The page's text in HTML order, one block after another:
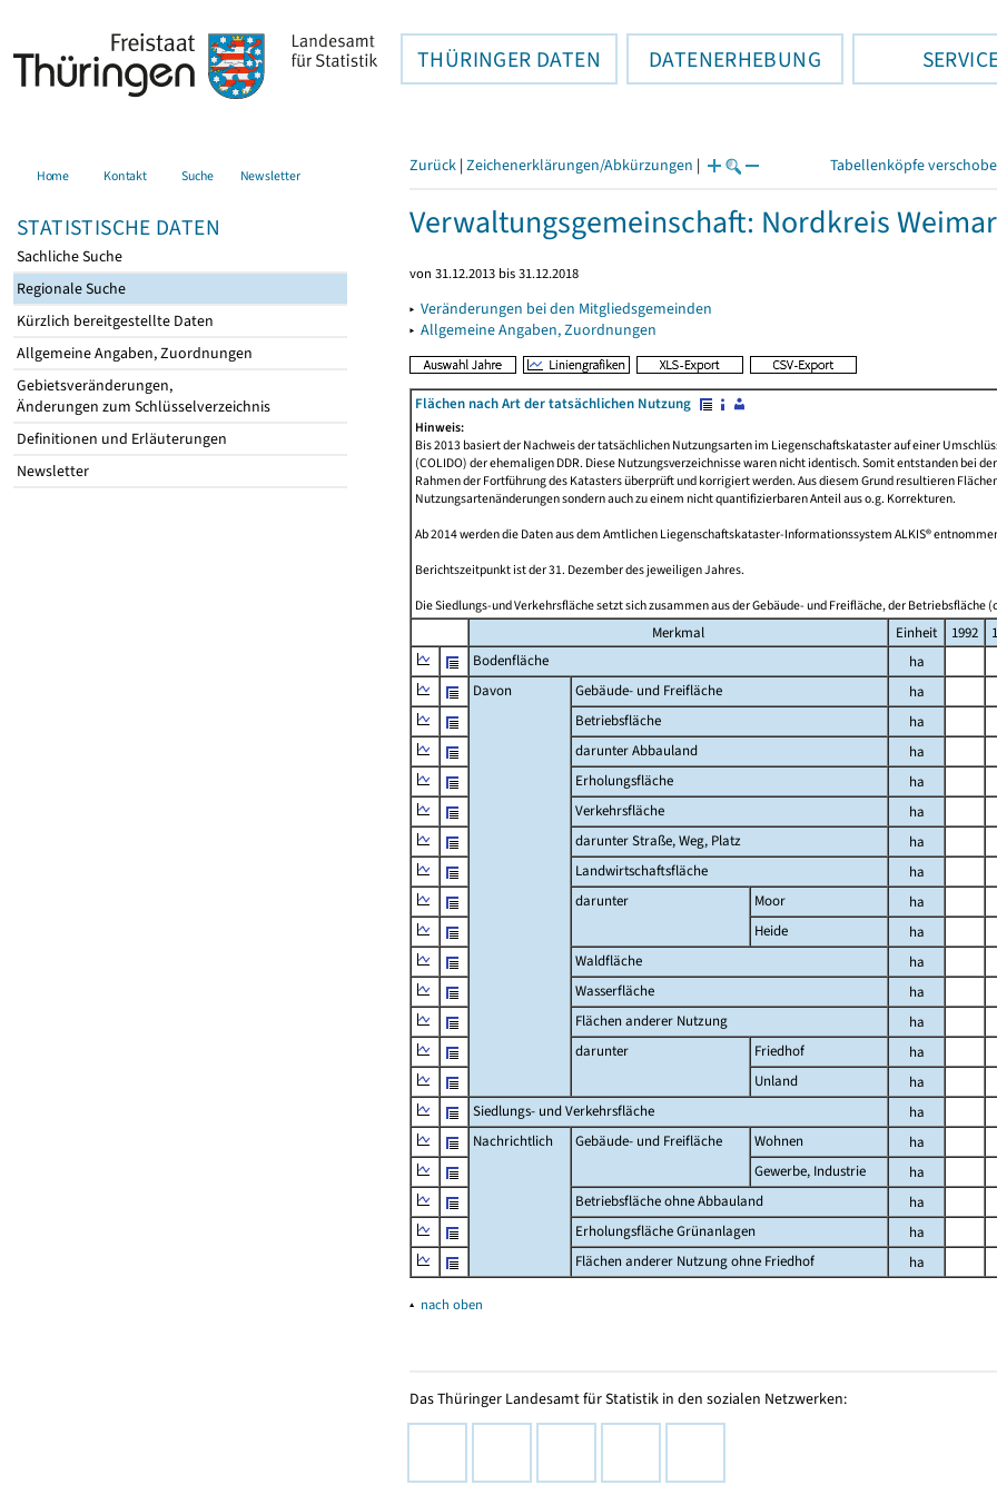
THÜRINGER DATEN DATENERHEBUNG
Home Kontakt Suche Newsletter
STATISTISCHE DATEN
Sachliche Suche
Regionale Suche
Kürzlich bereitgestellte Daten
Allgemeine Angaben, Zuordnungen
Gebietsveränderungen,
Änderungen zum Schlüsselverzeichnis
Definitionen und Erläuterungen
Newsletter
Zurück | Zeichenerklärungen/Abkürzungen | Tabellenköpfe
Verwaltungsgemeinschaft: Nordkreis Weimar
von 31.12.2013 bis 31.12.2018
▸ Veränderungen bei den Mitgliedsgemeinden
▸ Allgemeine Angaben, Zuordnungen
Flächen nach Art der tatsächlichen Nutzung
Hinweis:
Bis 2013 basiert der Nachweis der tatsächlichen Nutzungsarten im Liegenschaftskataster auf einer
(COLIDO) der ehemaligen DDR. Diese Nutzungsverzeichnisse waren nicht identisch. Somit entstanden bei
Rahmen der Fortführung des Katasters überprüft und korrigiert werden. Aus diesem Grund resultieren
Nutzungsartenänderungen sondern auch zu einem nicht quantifizierbaren Anteil aus o.g. Korrekturen.
Ab 2014 werden die Daten aus dem Amtlichen Liegenschaftskataster-Informationssystem ALKIS®
Berichtszeitpunkt ist der 31. Dezember des jeweiligen Jahres.
Die Siedlungs-und Verkehrsfläche setzt sich zusammen aus der Gebäude- und Freifläche, der
Merkmal Einheit 1992
Bodenfläche
ha
Davon
Gebäude- und Freifläche
ha
Betriebsfläche
ha
darunter Abbauland
ha
Erholungsfläche
ha
Verkehrsfläche
ha
darunter Straße, Weg, Platz
ha
Landwirtschaftsfläche
ha
darunter
Moor
ha
Heide
ha
Waldfläche
ha
Wasserfläche
ha
Flächen anderer Nutzung
ha
darunter
Friedhof
ha
Unland
ha
Siedlungs- und Verkehrsfläche
ha
Nachrichtlich
Gebäude- und Freifläche Wohnen
ha
Gewerbe, Industrie
ha
Betriebsfläche ohne Abbauland
ha
Erholungsfläche Grünanlagen
ha
Flächen anderer Nutzung ohne Friedhof
ha
▴ nach oben
Das Thüringer Landesamt für Statistik in den sozialen Netzwerken: